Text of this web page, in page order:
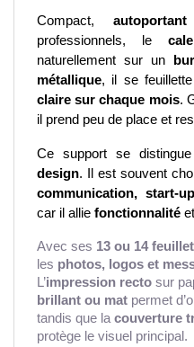
Compact, autoportant
professionnels, le
naturellement sur un
métallique, il se
claire sur chaque mois.
il prend peu de place et
Ce support se
design. Il est souvent
communication, start-
car il allie fonctionnalité et
Avec ses 13 ou 14
les photos, logos et
L’impression recto sur
brillant ou mat permet
tandis que la couverture
protège le visuel principal.